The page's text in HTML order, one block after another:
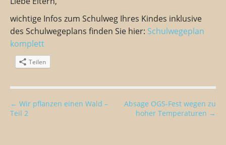
wichtige Infos zum Schulweg Ihres Kindes inklusive
des Schulwegeplans finden Sie hier: Schulwegeplan
komplett
Teilen
B
e
← Wir pflanzen einen Wald –
Teil 2
Absage OGS-Fest wegen zu
hoher Temperaturen →